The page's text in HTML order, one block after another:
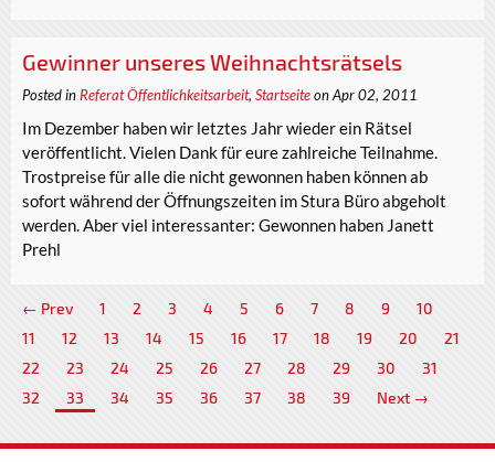
Gewinner unseres Weihnachtsrätsels
Posted in Referat Öffentlichkeitsarbeit, Startseiteon Apr 02, 2011
Im Dezember haben wir letztes Jahr wieder ein Rätsel
veröffentlicht. Vielen Dank für eure zahlreiche Teilnahme.
Trostpreise für alle die nicht gewonnen haben können ab
sofort während der Öffnungszeiten im Stura Büro abgeholt
werden. Aber viel interessanter: Gewonnen haben Janett
Prehl
← Prev 1 2 3 4 5 6 7 8 9
10
11
12 13 14 15 16 17 18 19 20
21
22
23 24 25 26 27 28 29 30
31
32
33 34 35 36 37 38 39 Next →